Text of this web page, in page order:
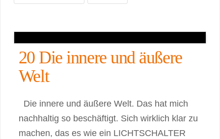
20 Die innere und äußere
Welt
Die innere und äußere Welt. Das hat mich
nachhaltig so beschäftigt. Sich wirklich klar zu
machen, das es wie ein LICHTSCHALTER